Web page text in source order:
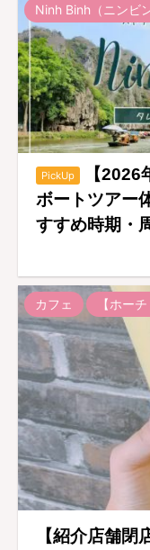
Ninh Binh（ニンビン
PickUp
【
ボートツアー
すすめ時期・
カフェ 【ホー
【紹介店舗